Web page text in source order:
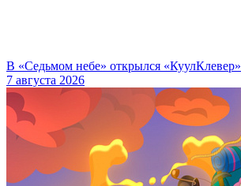
В «Седьмом небе» открылся «КуулКлевер»
7 августа 2026